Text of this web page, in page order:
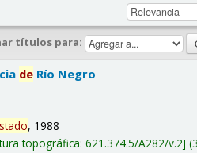
títulos para:
de Río Negro
, 1988
topográfica:621.374.5/A282/v.2